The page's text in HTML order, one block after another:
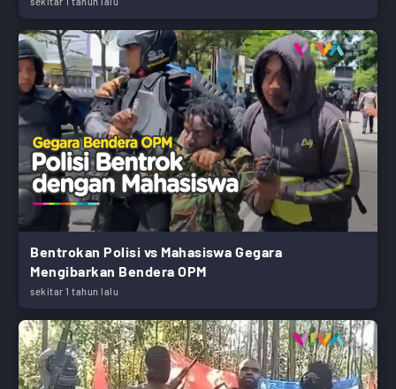
Bentrokan Polisi vs Mahasiswa Gegara
Mengibarkan Bendera OPM
sekitar 1 tahun lalu